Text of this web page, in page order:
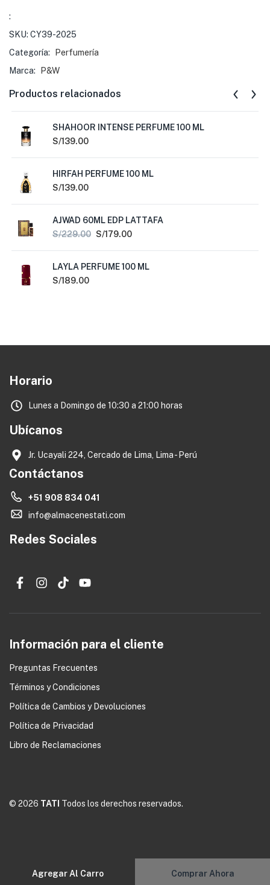
Agregar Al Carro Comprar Ahora
:
SKU: CY39-2025
Categoría:
Perfumería
Marca:
P&W
Productos relacionados
SHAHOOR INTENSE PERFUME 100 ML
S/139.00
HIRFAH PERFUME 100 ML
S/139.00
AJWAD 60ML EDP LATTAFA
S/229.00 S/179.00
LAYLA PERFUME 100 ML
S/189.00
Horario
Lunes a Domingo de 10:30 a 21:00 horas
Ubícanos
Jr. Ucayali 224, Cercado de Lima, Lima - Perú
Contáctanos
+51 908 834 041
info@almacenestati.com
Redes Sociales
Información para el cliente
Preguntas Frecuentes
Términos y Condiciones
Política de Cambios y Devoluciones
Política de Privacidad
Libro de Reclamaciones
© 2026 TATI Todos los derechos reservados.